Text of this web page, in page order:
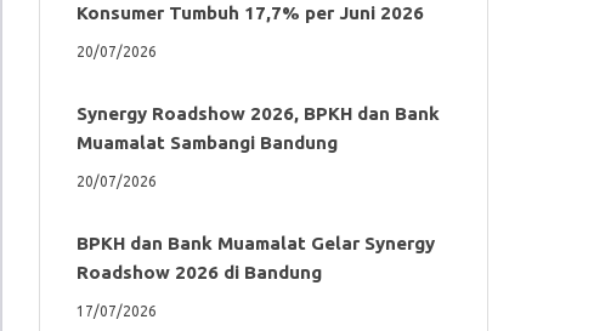
Konsumer Tumbuh 17,7% per Juni 2026
20/07/2026
Synergy Roadshow 2026, BPKH dan Bank
Muamalat Sambangi Bandung
20/07/2026
BPKH dan Bank Muamalat Gelar Synergy
Roadshow 2026 di Bandung
17/07/2026